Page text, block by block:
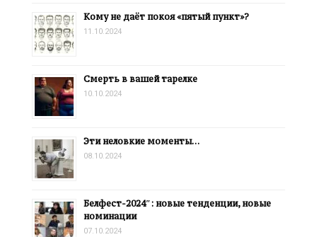
Кому не даёт покоя «пятый пункт»?
11.10.2024
Смерть в вашей тарелке
10.10.2024
Эти неловкие моменты…
08.10.2024
Белфест-2024″: новые тенденции, новые
номинации
07.10.2024